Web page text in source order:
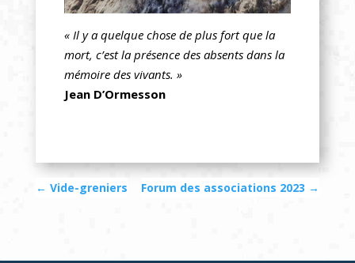
« Il y a quelque chose de plus fort que la
mort, c’est la présence des absents dans la
mémoire des vivants. »
Jean D’Ormesson
← Vide-greniers Forum des associations 2023 →